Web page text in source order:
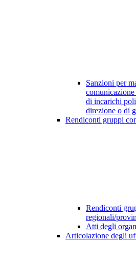
Sanzioni per
di incarichi
direzione o di
Rendiconti gruppi
Rendiconti
regionali/
Atti degli
Articolazione degli